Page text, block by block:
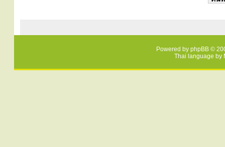
Powered by phpBB ©
Thai language by